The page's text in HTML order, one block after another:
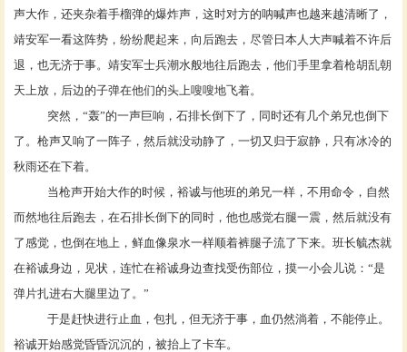
声大作，还夹杂着手榴弹的爆炸声，这时对方的呐喊声也越来越清晰了，
靖安军一看这阵势，纷纷爬起来，向后跑去，尽管日本人大声喊着不许后
退，也无济于事。靖安军士兵潮水般地往后跑去，他们手里拿着枪胡乱朝
天上放，后边的子弹在他们的头上嗖嗖地飞着。
突然，“轰”的一声巨响，石排长倒下了，同时还有几个弟兄也倒下
了。枪声又响了一阵子，然后就没动静了，一切又归于寂静，只有冰冷的
秋雨还在下着。
当枪声开始大作的时候，裕诚与他班的弟兄一样，不用命令，自然
而然地往后跑去，在石排长倒下的同时，他也感觉右腿一震，然后就没有
了感觉，也倒在地上，鲜血像泉水一样顺着裤腿子流了下来。班长毓杰就
在裕诚身边，见状，连忙在裕诚身边查找受伤部位，摸一小会儿说： “是
弹片扎进右大腿里边了。”
于是赶快进行止血，包扎，但无济于事，血仍然淌着，不能停止。
裕诚开始感觉昏昏沉沉的，被抬上了卡车。